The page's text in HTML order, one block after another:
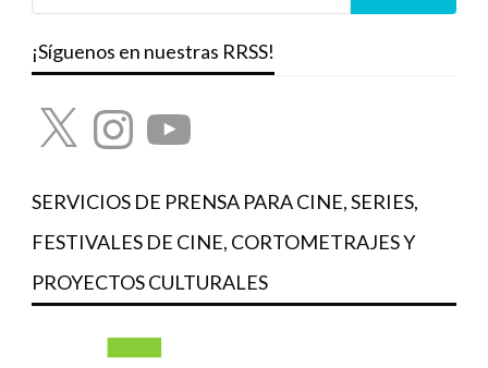
¡Síguenos en nuestras RRSS!
X InstagramYouTube
SERVICIOS DE PRENSA PARA CINE, SERIES,
FESTIVALES DE CINE, CORTOMETRAJES Y
PROYECTOS CULTURALES